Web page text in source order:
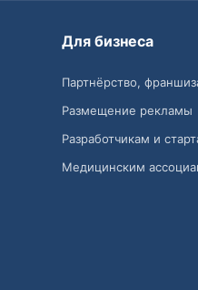
Для бизнеса
Партнёрство,
Размещение рекламы
Разработчикам и
Медицинским